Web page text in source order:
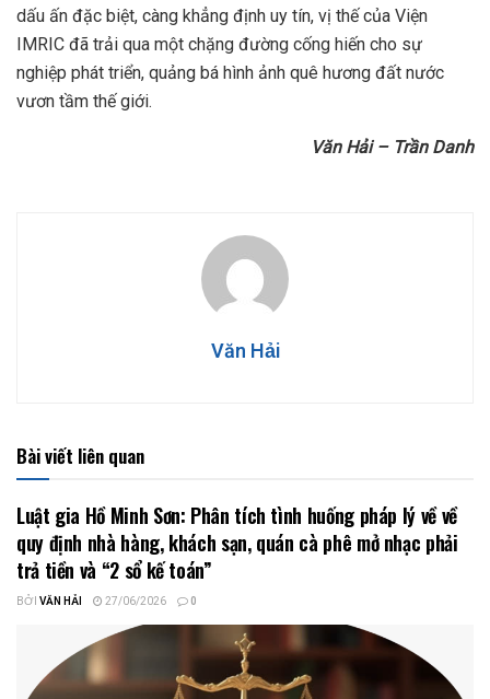
dấu ấn đặc biệt, càng khẳng định uy tín, vị thế của Viện
IMRIC đã trải qua một chặng đường cống hiến cho sự
nghiệp phát triển, quảng bá hình ảnh quê hương đất nước
vươn tầm thế giới.
Văn Hải – Trần Danh
Văn Hải
Bài viết liên quan
Luật gia Hồ Minh Sơn: Phân tích tình huống pháp lý về về
quy định nhà hàng, khách sạn, quán cà phê mở nhạc phải
trả tiền và “2 sổ kế toán”
BỞI VĂN HẢI 27/06/2026 0